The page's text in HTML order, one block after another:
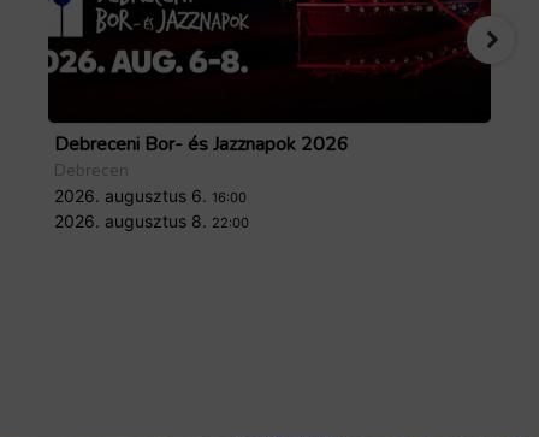
Debreceni Bor- és Jazznapok 2026
Debrecen
2026. augusztus 6. 16:00
2026. augusztus 8. 22:00